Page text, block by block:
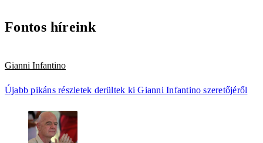
Fontos híreink
Gianni Infantino
Újabb pikáns részletek derültek ki Gianni Infantino szeretőjéről